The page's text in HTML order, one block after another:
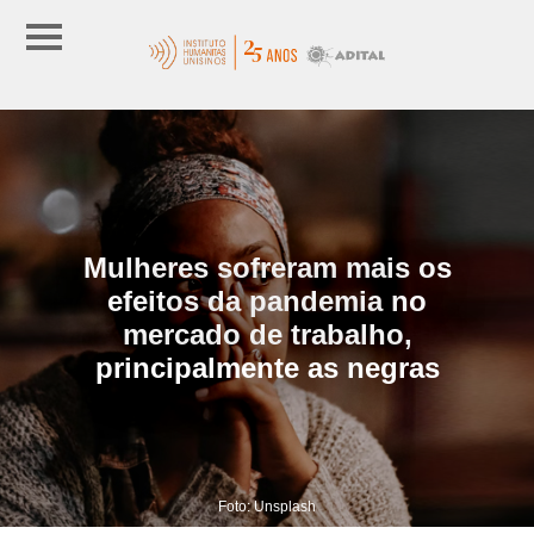
Mulheres sofreram mais os
efeitos da pandemia no
mercado de trabalho,
principalmente as negras
Foto: Unsplash